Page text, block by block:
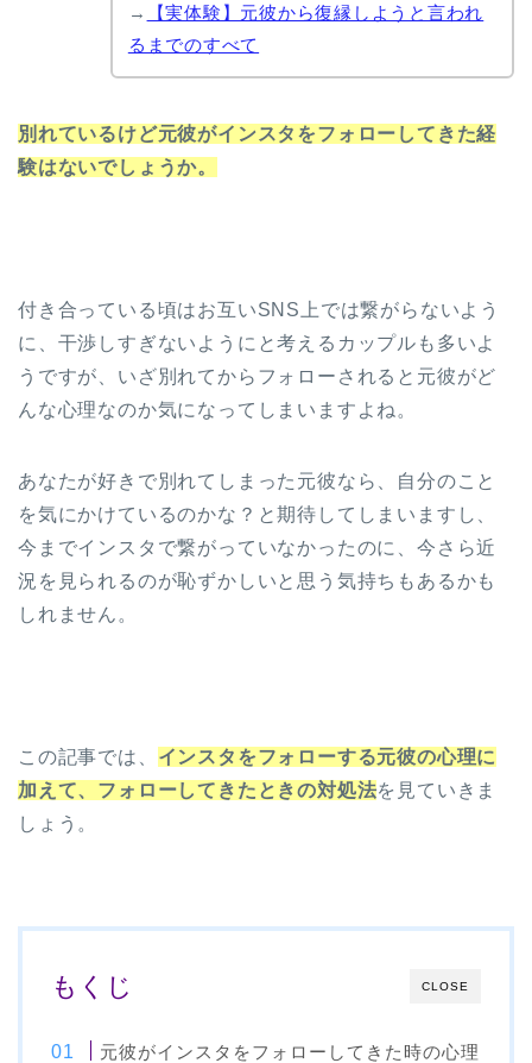
→
【実体験】元彼から復縁しようと言われ
るまでのすべて
別れているけど元彼がインスタをフォローしてきた経
験はないでしょうか。
付き合っている頃はお互いSNS上では繋がらないよう
に、干渉しすぎないようにと考えるカップルも多いよ
うですが、いざ別れてからフォローされると元彼がど
んな心理なのか気になってしまいますよね。
あなたが好きで別れてしまった元彼なら、自分のこと
を気にかけているのかな？と期待してしまいますし、
今までインスタで繋がっていなかったのに、今さら近
況を見られるのが恥ずかしいと思う気持ちもあるかも
しれません。
この記事では、 インスタをフォローする元彼の心理に
加えて、フォローしてきたときの対処法を見ていきま
しょう。
CLOSE
もくじ
元彼がインスタをフォローしてきた時の心理